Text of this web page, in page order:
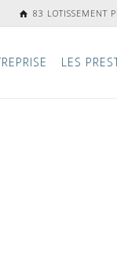
83 LOTISSEMENT
LES